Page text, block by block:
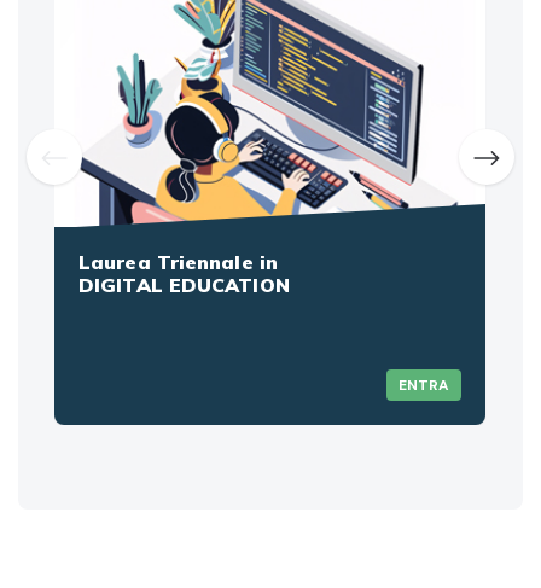
Laurea Triennale in
DIGITAL EDUCATION
ENTRA